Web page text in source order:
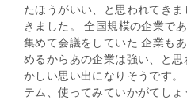
たほうがいい、と思われてき
きました。 全国規模の企業で
集めて会議をしていた 企業も
めるからあの企業は強い、と
かしい思い出になりそうです
テム、使ってみていかがてし